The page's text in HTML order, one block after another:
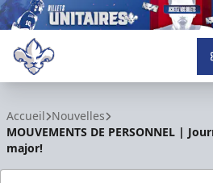
Accueil Nouvelles
MOUVEMENTS DE PERSONNEL |
major!